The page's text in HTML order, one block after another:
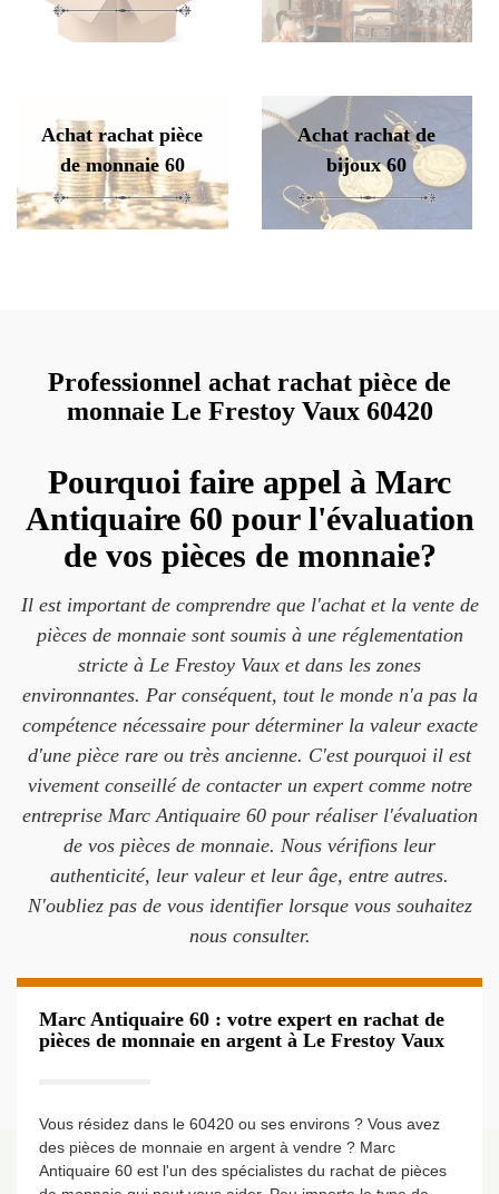
Achat rachat pièce
de monnaie 60
Achat rachat de
bijoux 60
Professionnel achat rachat pièce de
monnaie Le Frestoy Vaux 60420
Pourquoi faire appel à Marc
Antiquaire 60 pour l'évaluation
de vos pièces de monnaie?
Il est important de comprendre que l'achat et la vente de
pièces de monnaie sont soumis à une réglementation
stricte à Le Frestoy Vaux et dans les zones
environnantes. Par conséquent, tout le monde n'a pas la
compétence nécessaire pour déterminer la valeur exacte
d'une pièce rare ou très ancienne. C'est pourquoi il est
vivement conseillé de contacter un expert comme notre
entreprise Marc Antiquaire 60 pour réaliser l'évaluation
de vos pièces de monnaie. Nous vérifions leur
authenticité, leur valeur et leur âge, entre autres.
N'oubliez pas de vous identifier lorsque vous souhaitez
nous consulter.
Marc Antiquaire 60 : votre expert en rachat de
pièces de monnaie en argent à Le Frestoy Vaux
Vous résidez dans le 60420 ou ses environs ? Vous avez
des pièces de monnaie en argent à vendre ? Marc
Antiquaire 60 est l'un des spécialistes du rachat de pièces